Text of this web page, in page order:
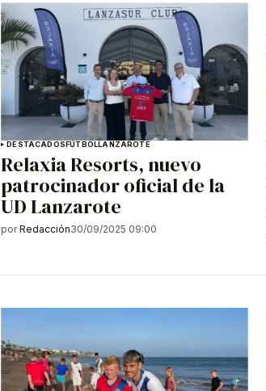
DESTACADOS FÚTBOLLANZAROTE
Relaxia Resorts, nuevo
patrocinador oficial de la
UD Lanzarote
por Redacción30/09/2025 09:00